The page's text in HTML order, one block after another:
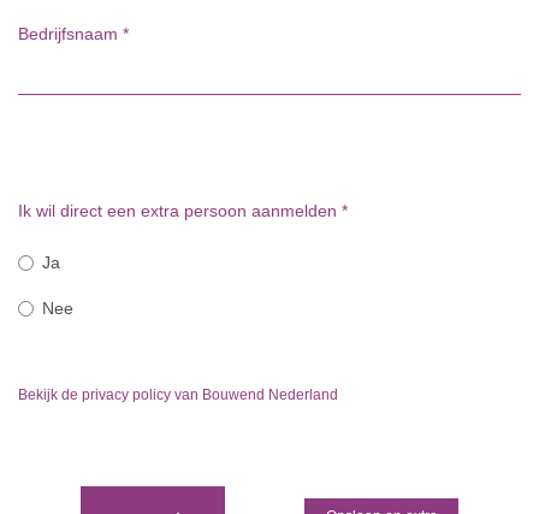
Bedrijfsnaam *
Ik wil direct een extra persoon aanmelden *
Ja
Nee
Bekijk de privacy policy van Bouwend Nederland